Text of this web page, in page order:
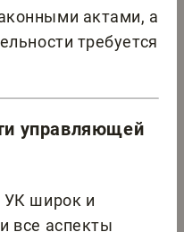
актами, а
требуется
управляющей
УК широк и
все аспекты